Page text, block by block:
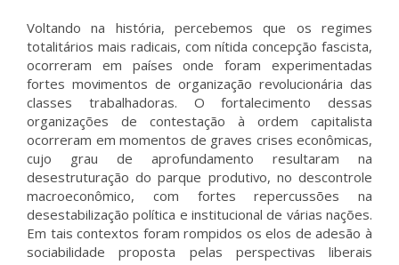
Voltando na história, percebemos que os regimes
totalitários mais radicais, com nítida concepção fascista,
ocorreram em países onde foram experimentadas
fortes movimentos de organização revolucionária das
classes trabalhadoras. O fortalecimento dessas
organizações de contestação à ordem capitalista
ocorreram em momentos de graves crises econômicas,
cujo grau de aprofundamento resultaram na
desestruturação do parque produtivo, no descontrole
macroeconômico, com fortes repercussões na
desestabilização política e institucional de várias nações.
Em tais contextos foram rompidos os elos de adesão à
sociabilidade proposta pelas perspectivas liberais